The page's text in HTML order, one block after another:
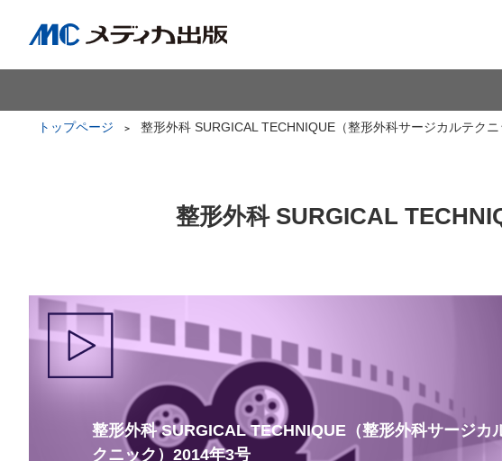
トップページ 整形外科 SURGICAL TECHNIQUE（整形外科サージカルテク
整形外科 SURGICAL
整形外科 SURGICAL TECHNIQUE（整形外科サージカ
クニック）2014年3号